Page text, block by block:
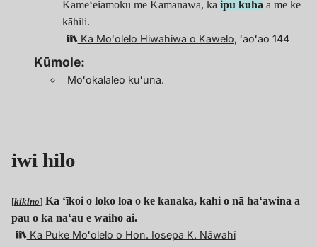
Kameʻeiamoku me Kamanawa, ka ipu kuha a me ke
kāhili.
Ka Moʻolelo Hiwahiwa o Kawelo, ʻaoʻao 144
Kūmole:
Moʻokalaleo kuʻuna.
iwi hilo
[kikino] Ka ʻīkoi o loko loa o ke kanaka, kahi o nā haʻawina a
pau o ka naʻau e waiho ai.
Ka Puke Moʻolelo o Hon. Iosepa K. Nāwahī